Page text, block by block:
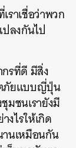
ราเชื่อว่าพวก
ลงกันไป
กรที่ดี มีสิ่ง
ภัยแบบญี่ปุ่น
มชนเรายังมี
งไรให้เกิด
านเหมือนกัน